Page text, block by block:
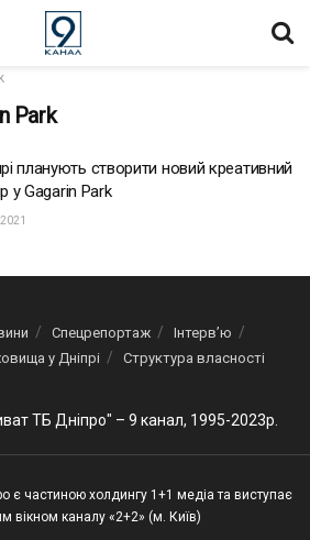
Park
планують створити новий креативний
у Gagarin Park
Спецрепортаж
Інтерв’ю
у Дніпрі Структура власності
ТБ Дніпро" – 9 канал, 1995-2023р.
є частиною холдингу 1+1 медіа та виступає
вікном каналу «2+2» (м. Київ)